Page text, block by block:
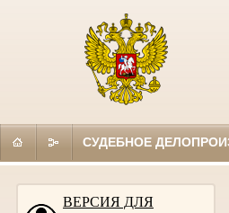
СУДЕБНОЕ
ВЕРСИЯ ДЛЯ